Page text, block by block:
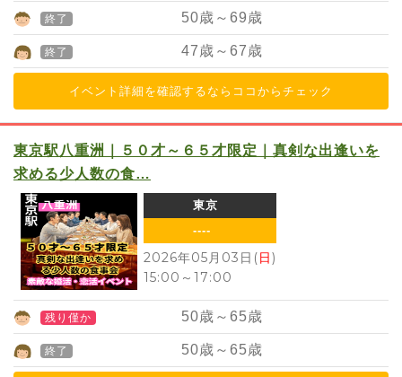
終了 50歳～69歳
終了 47歳～67歳
イベント詳細を確認するならココからチェック
東京駅八重洲｜５０才～６５才限定｜真剣な出逢いを
求める少人数の食…
東京
----
2026年05月03日(日)
15:00 ～ 17:00
残り僅か 50歳～65歳
終了 50歳～65歳